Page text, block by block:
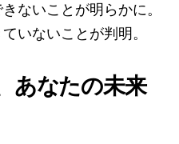
ないことが明らかに。
いないことが判明。
あなたの未来